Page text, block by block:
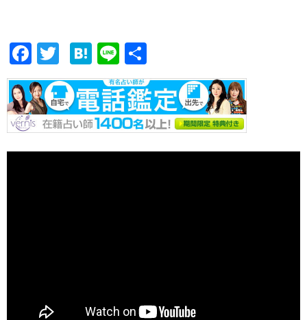
F
ac
e
b
o
T
w
itt
er
H
at
e
n
a
Li
n
e
有